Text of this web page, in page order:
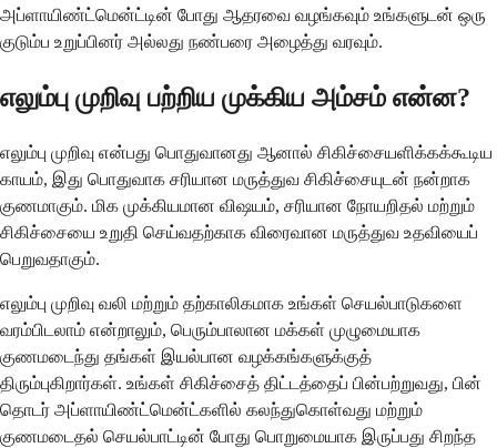
அப்ளாயிண்ட்மென்ட்டின் போது ஆதரவை வழங்கவும் உங்களுடன் ஒரு
குடும்ப உறுப்பினர் அல்லது நண்பரை அழைத்து வரவும்.
எலும்பு முறிவு பற்றிய முக்கிய அம்சம் என்ன?
எலும்பு முறிவு என்பது பொதுவானது ஆனால் சிகிச்சையளிக்கக்கூடிய
காயம், இது பொதுவாக சரியான மருத்துவ சிகிச்சையுடன் நன்றாக
குணமாகும். மிக முக்கியமான விஷயம், சரியான நோயறிதல் மற்றும்
சிகிச்சையை உறுதி செய்வதற்காக விரைவான மருத்துவ உதவியைப்
பெறுவதாகும்.
எலும்பு முறிவு வலி மற்றும் தற்காலிகமாக உங்கள் செயல்பாடுகளை
வரம்பிடலாம் என்றாலும், பெரும்பாலான மக்கள் முழுமையாக
குணமடைந்து தங்கள் இயல்பான வழக்கங்களுக்குத்
திரும்புகிறார்கள். உங்கள் சிகிச்சைத் திட்டத்தைப் பின்பற்றுவது, பின்
தொடர் அப்ளாயிண்ட்மென்ட்களில் கலந்துகொள்வது மற்றும்
குணமடைதல் செயல்பாட்டின் போது பொறுமையாக இருப்பது சிறந்த